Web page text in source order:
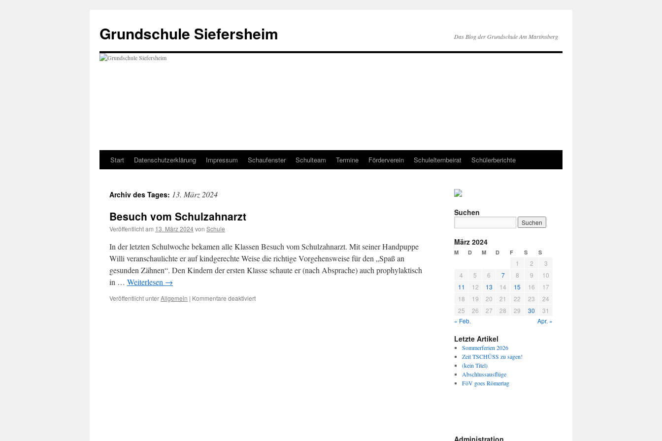
springen
Grundschule Siefersheim Das Blog der Grundschule Am Martinsberg
Start Datenschutzerklärung Impressum Schaufenster Schulteam Termine Förderverein Schulelternbeirat Schülerberichte
Archiv des Tages: 13. März 2024
Besuch vom Schulzahnarzt
Veröffentlicht am 13. März 2024von Schule
In der letzten Schulwoche bekamen alle Klassen Besuch vom Schulzahnarzt. Mit seiner Handpuppe
Willi veranschaulichte er auf kindgerechte Weise die richtige Vorgehensweise für den „Spaß an
gesunden Zähnen“. Den Kindern der ersten Klasse schaute er (nach Absprache) auch prophylaktisch
in … Weiterlesen →
Veröffentlicht unterAllgemein | Kommentare deaktiviertfür
Suchen
März 2024
M D M D F S S
1 2
3
4
5 6 7 8 9
10
11
12 13 14 15 16
17
18
19 20 21 22 23
24
25
26 27 28 29 30
31
« Feb.
Apr. »
Letzte Artikel
Sommerferien 2026
Zeit TSCHÜSS zu sagen!
(kein Titel)
Abschlussausflüge
FöV goes Römertag
Administration